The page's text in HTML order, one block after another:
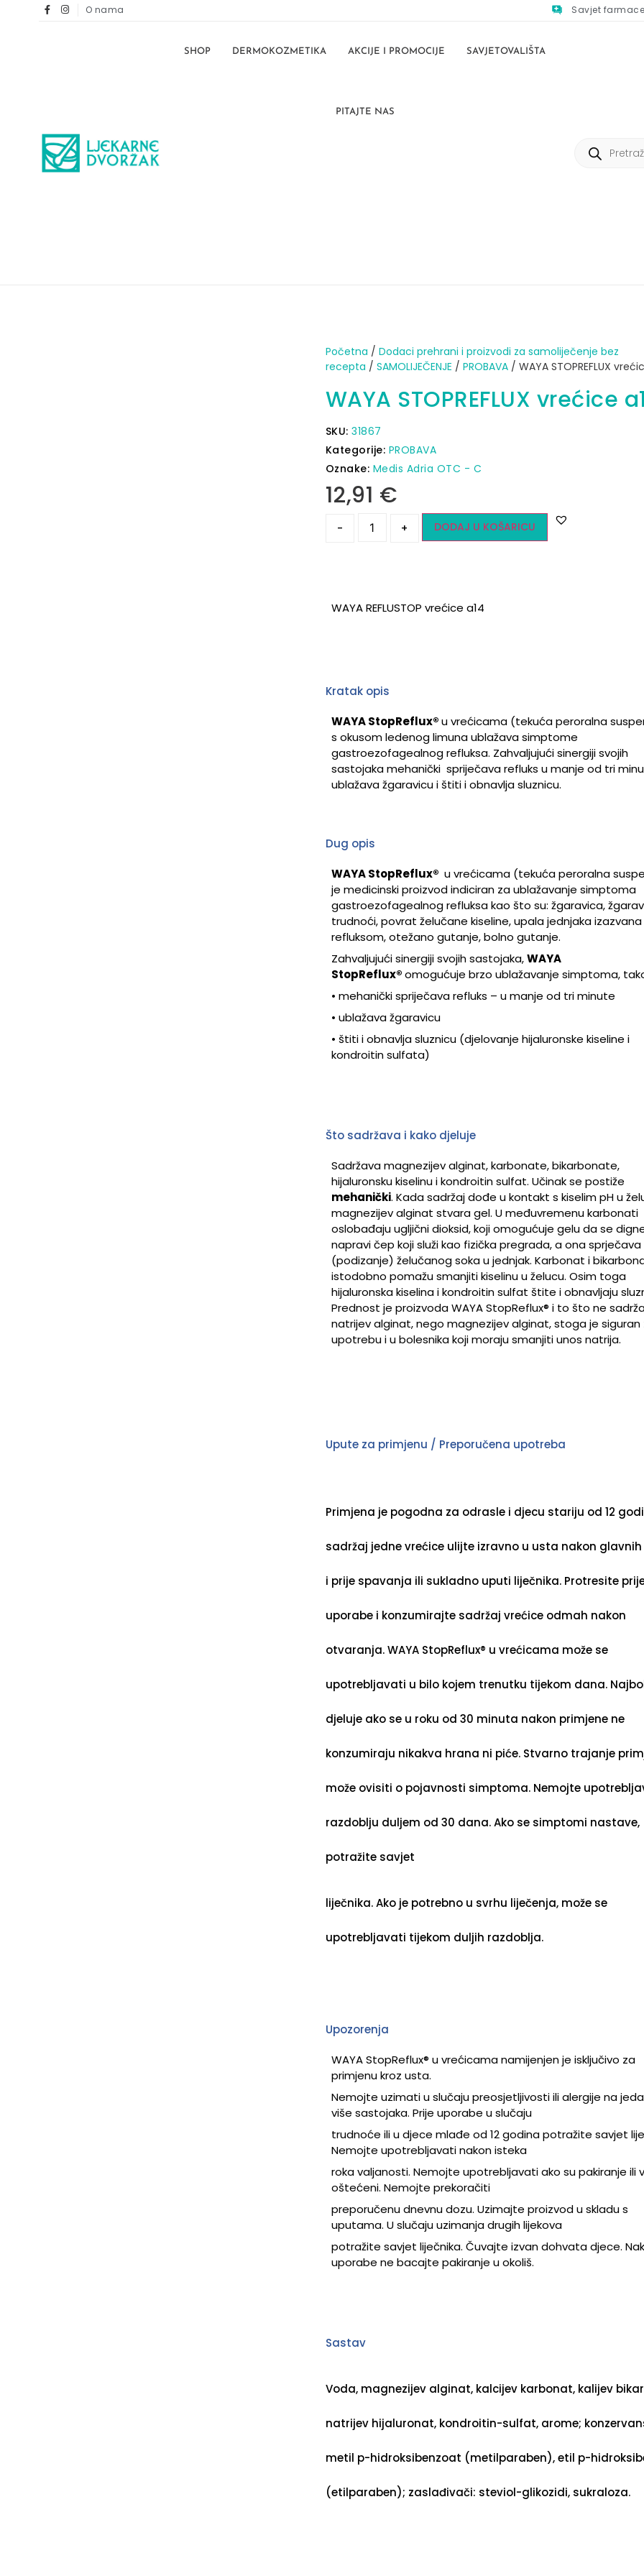
O nama Savjet
SHOP DERMOKOZMETIKA AKCIJE I PROMOCIJE SAVJETOVALIŠTA
PITAJTE NAS
Početna / Dodaci prehrani i proizvodi za samoliječenje bez
recepta / SAMOLIJEČENJE / PROBAVA/ WAYA STOPREFLUX
WAYA STOPREFLUX vrećice
SKU: 31867
Kategorije: PROBAVA
Oznake: Medis Adria OTC - C
12,91 €
- + DODAJ U KOŠARICU
WAYA REFLUSTOP vrećice a14
Kratak opis
WAYA StopReflux®u vrećicama (tekuća peroralna
s okusom ledenog limuna ublažava simptome
gastroezofagealnog refluksa. Zahvaljujući sinergiji svojih
sastojaka mehanički spriječava refluks u manje od tri
ublažava žgaravicu i štiti i obnavlja sluznicu.
Dug opis
WAYA StopReflux® u vrećicama (tekućaperoralna
je medicinski proizvod indiciran za ublažavanje simptoma
gastroezofagealnog refluksa kao što su: žgaravica,
trudnoći, povrat želučane kiseline, upala jednjaka izazvana
refluksom, otežano gutanje, bolno gutanje.
Zahvaljujući sinergiji svojih sastojaka,WAYA
StopReflux®omogućuje brzo ublažavanje simptoma,
• mehanički spriječava refluks – u manje od tri minute
• ublažava žgaravicu
• štiti i obnavlja sluznicu (djelovanje hijaluronske kiseline i
kondroitin sulfata)
Što sadržava i kako djeluje
Sadržava magnezijev alginat, karbonate, bikarbonate,
hijaluronsku kiselinu i kondroitin sulfat. Učinak se postiže
mehanički. Kada sadržaj dođe u kontakt s kiselim pH u
magnezijev alginat stvara gel. U međuvremenu karbonati
oslobađaju ugljični dioksid, koji omogućuje gelu da se
napravi čep koji služi kao fizička pregrada, a ona sprječava
(podizanje) želučanog soka u jednjak. Karbonat i
istodobno pomažu smanjiti kiselinu u želucu. Osim toga
hijaluronska kiselina i kondroitin sulfat štite i obnavljaju
Prednost je proizvoda WAYA StopReflux® i to što ne
natrijev alginat, nego magnezijev alginat, stoga je siguran
upotrebu i u bolesnika koji moraju smanjiti unos natrija.
Upute za primjenu / Preporučena upotreba
Primjena je pogodna za odrasle i djecu stariju od 12
sadržaj jedne vrećice ulijte izravno u usta nakon
i prije spavanja ili sukladno uputi liječnika. Protresite
uporabe i konzumirajte sadržaj vrećice odmah nakon
otvaranja. WAYA StopReflux® u vrećicama može se
upotrebljavati u bilo kojem trenutku tijekom dana.
djeluje ako se u roku od 30 minuta nakon primjene ne
konzumiraju nikakva hrana ni piće. Stvarno trajanje
može ovisiti o pojavnosti simptoma. Nemojte
razdoblju duljem od 30 dana. Ako se simptomi nastave,
potražite savjet
liječnika. Ako je potrebno u svrhu liječenja, može se
upotrebljavati tijekom duljih razdoblja.
Upozorenja
WAYA StopReflux® u vrećicama namijenjen je isključivo za
primjenu kroz usta.
Nemojte uzimati u slučaju preosjetljivosti ili alergije na
više sastojaka. Prije uporabe u slučaju
trudnoće ili u djece mlađe od 12 godina potražite savjet
Nemojte upotrebljavati nakon isteka
roka valjanosti. Nemojte upotrebljavati ako su pakiranje ili
oštećeni. Nemojte prekoračiti
preporučenu dnevnu dozu. Uzimajte proizvod u skladu s
uputama. U slučaju uzimanja drugih lijekova
potražite savjet liječnika. Čuvajte izvan dohvata djece.
uporabe ne bacajte pakiranje u okoliš.
Sastav
Voda, magnezijev alginat, kalcijev karbonat, kalijev
natrijev hijaluronat, kondroitin-sulfat, arome;
metil p-hidroksibenzoat (metilparaben), etil p-
(etilparaben); zaslađivači: steviol-glikozidi, sukraloza.